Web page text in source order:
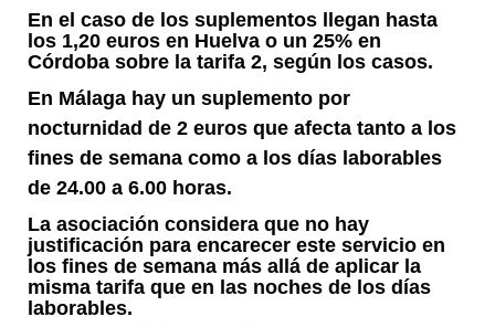
En el caso de los suplementos llegan hasta
los 1,20 euros en Huelva o un 25% en
Córdoba sobre la tarifa 2, según los casos.
En Málaga hay un suplemento por
nocturnidad de 2 euros que afecta tanto a los
fines de semana como a los días laborables
de 24.00 a 6.00 horas.
La asociación considera que no hay
justificación para encarecer este servicio en
los fines de semana más allá de aplicar la
misma tarifa que en las noches de los días
laborables.